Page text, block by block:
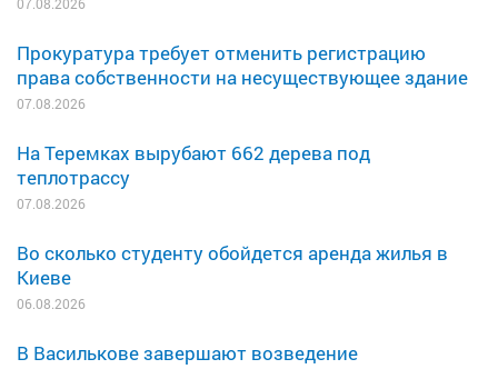
07.08.2026
Прокуратура требует отменить регистрацию
права собственности на несуществующее здание
07.08.2026
На Теремках вырубают 662 дерева под
теплотрассу
07.08.2026
Во сколько студенту обойдется аренда жилья в
Киеве
06.08.2026
В Василькове завершают возведение